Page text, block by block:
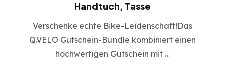
Handtuch, Tasse
Verschenke echte Bike-Leidenschaft!Das
Q.VELO Gutschein-Bundle kombiniert einen
hochwertigen Gutschein mit …